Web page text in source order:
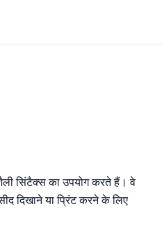
सिंटैक्स का उपयोग करते हैं। वे
दिखाने या प्रिंट करने के लिए